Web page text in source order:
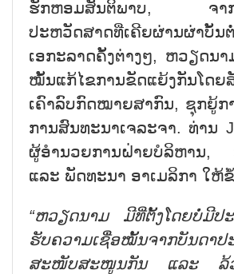
ຮັກຫອມສັນຕິພາບ, ຈາກປ
ປະຫວັດສາດທີ່ເຄີຍຜ່ານຜ່າບັ້ນ
ເອກະລາດຄັ້ງຕ່າງໆ, ຫວຽດນ
ໝັ້ນແກ້ໄຂການຂັດແຍ້ງກັນໂດຍ
ເຄົາລົບກົດໝາຍສາກົນ, ຊຸກຍູ້ກ
ການສົນທະນາເຈລະຈາ. ທ່ານ
ຜູ້ອຳນວຍການຝ່າຍບໍລິຫານ,
ແລະ ພັດທະນາ ອາເມລິກາ ໃຫ້
“ຫວຽດນາມ ມີທີ່ຕັ້ງໂດຍບໍ່ມີປະ
ຮັບຄວາມເຊື່ອໝັ້ນຈາກບັນດາປ
ສະໜັບສະໜູນກັນ ແລະ ລ້ວ